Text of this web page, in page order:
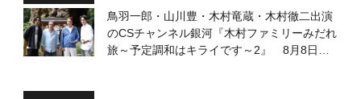
鳥羽一郎・山川豊・木村竜蔵・木村徹二出演
のCSチャンネル銀河『木村ファミリーみだれ
旅～予定調和はキライです～2』 8月8日